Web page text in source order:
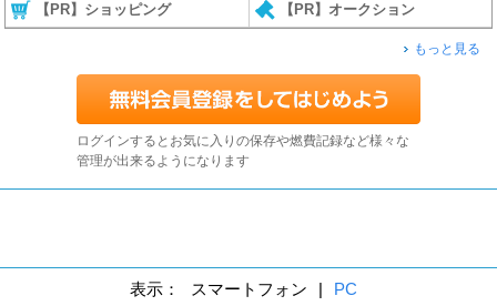
【PR】ショッピング 【PR】オークション
もっと見る
ログインするとお気に入りの保存や燃費記録など様々な
管理が出来るようになります
表示： スマートフォン | PC